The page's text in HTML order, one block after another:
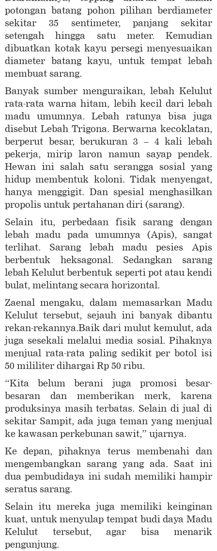
potongan batang pohon pilihan berdiameter
sekitar 35 sentimeter, panjang sekitar
setengah hingga satu meter. Kemudian
dibuatkan kotak kayu persegi menyesuaikan
diameter batang kayu, untuk tempat lebah
membuat sarang.
Banyak sumber menguraikan, lebah Kelulut
rata-rata warna hitam, lebih kecil dari lebah
madu umumnya. Lebah ratunya bisa juga
disebut Lebah Trigona. Berwarna kecoklatan,
berperut besar, berukuran 3 – 4 kali lebah
pekerja, mirip laron namun sayap pendek.
Hewan ini salah satu serangga sosial yang
hidup membentuk koloni. Tidak menyengat,
hanya menggigit. Dan spesial menghasilkan
propolis untuk pertahanan diri (sarang).
Selain itu, perbedaan fisik sarang dengan
lebah madu pada umumnya (Apis), sangat
terlihat. Sarang lebah madu pesies Apis
berbentuk heksagonal. Sedangkan sarang
lebah Kelulut berbentuk seperti pot atau kendi
bulat, melintang secara horizontal.
Zaenal mengaku, dalam memasarkan Madu
Kelulut tersebut, sejauh ini banyak dibantu
rekan-rekannya.Baik dari mulut kemulut, ada
juga sesekali melalui media sosial. Pihaknya
menjual rata-rata paling sedikit per botol isi
50 mililiter dihargai Rp 50 ribu.
“Kita belum berani juga promosi besar-
besaran dan memberikan merk, karena
produksinya masih terbatas. Selain di jual di
sekitar Sampit, ada juga teman yang menjual
ke kawasan perkebunan sawit,” ujarnya.
Ke depan, pihaknya terus membenahi dan
mengembangkan sarang yang ada. Saat ini
dua pembudidaya ini sudah memiliki hampir
seratus sarang.
Selain itu mereka juga memiliki keinginan
kuat, untuk menyulap tempat budi daya Madu
Kelulut tersebut, agar bisa menarik
pengunjung.